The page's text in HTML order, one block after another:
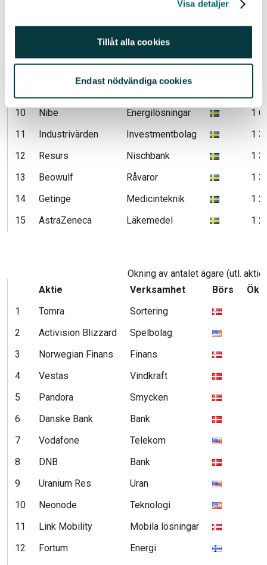
Visa detaljer
Tillåt alla cookies
Endast nödvändiga cookies
6
NetEnt Spel
1
Fastigheter
8
1
10
Nibe Energilösningar
1
11
Industrivärden Investmentbolag
1
12
Resurs Nischbank
1
13
Beowulf Råvaror
1
14
Getinge Medicinteknik
1
15
AstraZeneca Läkemedel 1
Ökning av antalet ägare (utl.
Aktie
Verksamhet Börs
Ök
1
Tomra Sortering
2
Activision Blizzard Spelbolag
3
Norwegian Finans Finans
4
Vestas Vindkraft
5
Pandora Smycken
6
Danske Bank Bank
7
Vodafone Telekom
8
DNB Bank
9
Uranium Res Uran
10
Neonode Teknologi
11
Link Mobility Mobila lösningar
12
Fortum Energi